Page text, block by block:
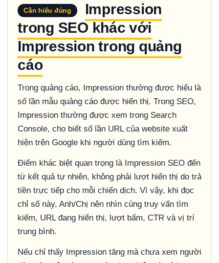
Cần hiểu đúng
Impression
trong SEO khác với
Impression trong quảng
cáo
Trong quảng cáo, Impression thường được hiểu là
số lần mẫu quảng cáo được hiển thị. Trong SEO,
Impression thường được xem trong Search
Console, cho biết số lần URL của website xuất
hiện trên Google khi người dùng tìm kiếm.
Điểm khác biệt quan trọng là Impression SEO đến
từ kết quả tự nhiên, không phải lượt hiển thị do trả
tiền trực tiếp cho mỗi chiến dịch. Vì vậy, khi đọc
chỉ số này, Anh/Chị nên nhìn cùng truy vấn tìm
kiếm, URL đang hiển thị, lượt bấm, CTR và vị trí
trung bình.
Nếu chỉ thấy Impression tăng mà chưa xem người